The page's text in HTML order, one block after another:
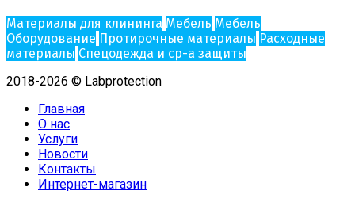
Материалы для клининга Мебель Мебель
Оборудование Протирочные материалы Расходные
материалы Спецодежда и ср-а защиты
2018-2026 © Labprotection
Главная
О нас
Услуги
Новости
Контакты
Интернет-магазин